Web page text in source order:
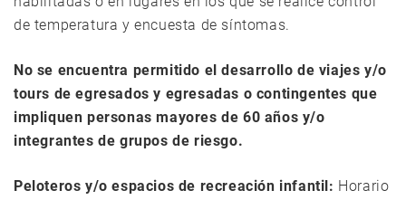
de temperatura y encuesta de síntomas.
No se encuentra permitido el desarrollo de viajes y/o
tours de egresados y egresadas o contingentes que
impliquen personas mayores de 60 años y/o
integrantes de grupos de riesgo.
Peloteros y/o espacios de recreación infantil: Horario